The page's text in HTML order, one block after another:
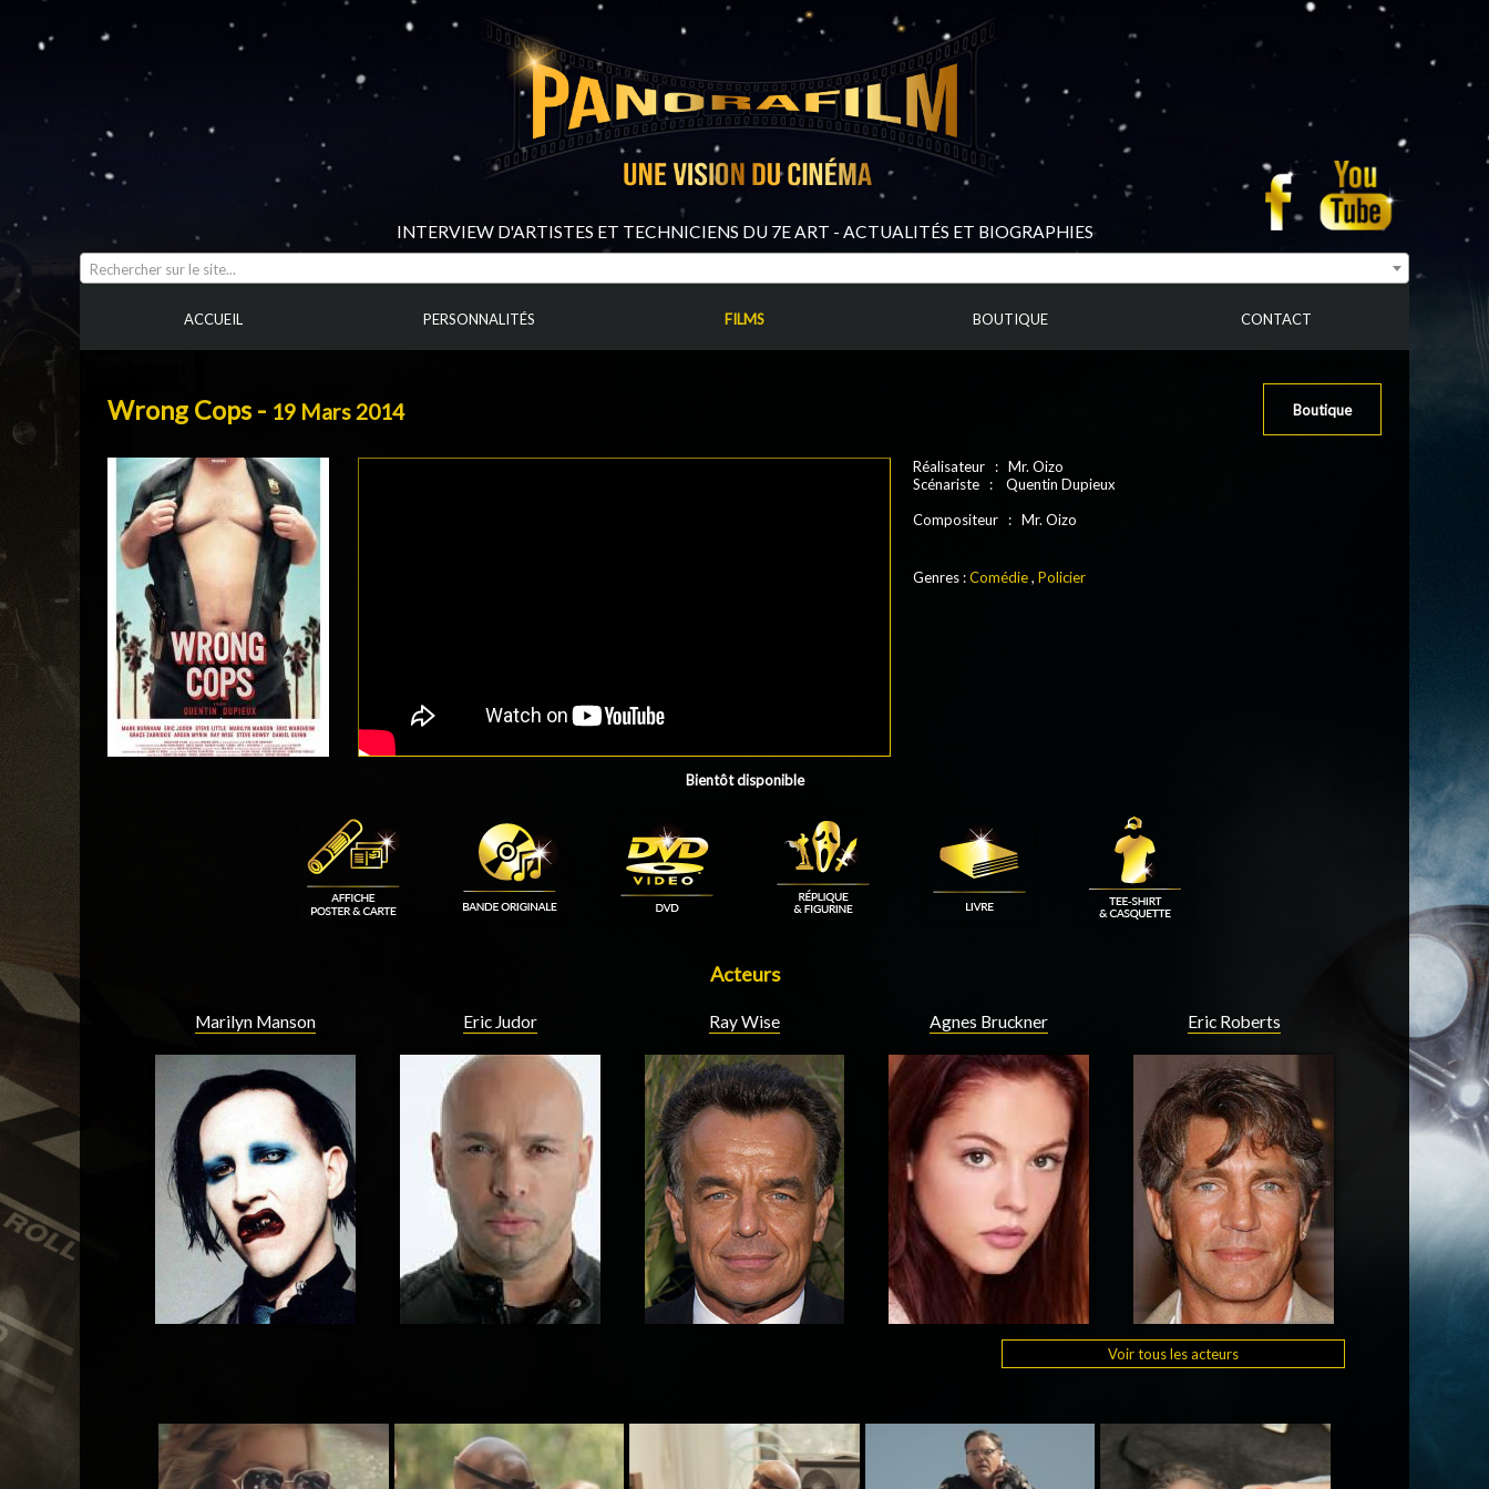
INTERVIEW D'ARTISTES ET TECHNICIENS DU 7E ART - ACTUALITÉS ET BIOGRAPHIES
Rechercher sur le site...
ACCUEIL PERSONNALITÉS FILMS BOUTIQUE CONTACT
Wrong Cops - 19 Mars 2014 Boutique
Réalisateur : Mr. Oizo
Scénariste : Quentin Dupieux
Compositeur : Mr. Oizo
Genres :Comédie, Policier
Bientôt disponible
Acteurs
Marilyn Manson Eric Judor Ray Wise Agnes Bruckner Eric Roberts
Voir tous les acteurs